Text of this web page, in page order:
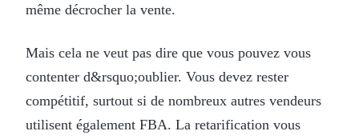
même décrocher la vente.
Mais cela ne veut pas dire que vous pouvez vous
contenter d&rsquo;oublier. Vous devez rester
compétitif, surtout si de nombreux autres vendeurs
utilisent également FBA. La retarification vous